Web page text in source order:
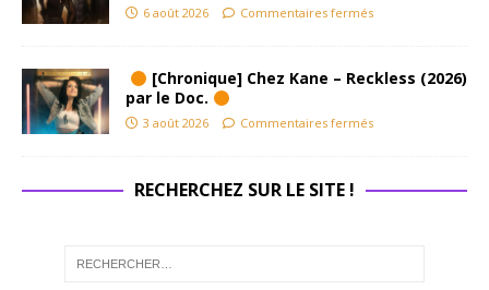
6 août 2026 Commentaires fermés
[Chronique] Chez Kane – Reckless (2026)
par le Doc.
3 août 2026 Commentaires fermés
RECHERCHEZ SUR LE SITE !